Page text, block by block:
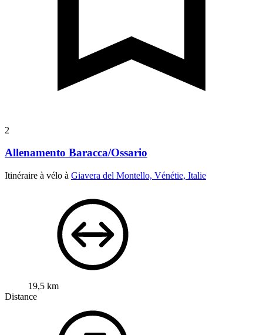
2
Allenamento Baracca/Ossario
Itinéraire à vélo à Giavera del Montello, Vénétie, Italie
19,5 km
Distance